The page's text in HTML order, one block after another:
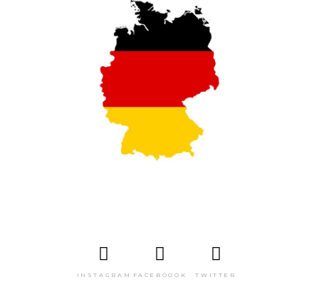
INSTAGRAM FACEBOOOK TWITTER